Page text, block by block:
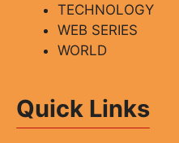
TECHNOLOGY
WEB SERIES
WORLD
Quick Links